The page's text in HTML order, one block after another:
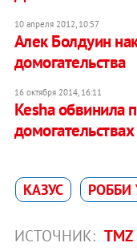
10 апреля 2012, 10:57
Алек Болдуин
домогательства‎
16 октября 2014, 16:11
Kesha обвинила
домогательствах
КАЗУС РОББИ
ИСТОЧНИК: TMZ